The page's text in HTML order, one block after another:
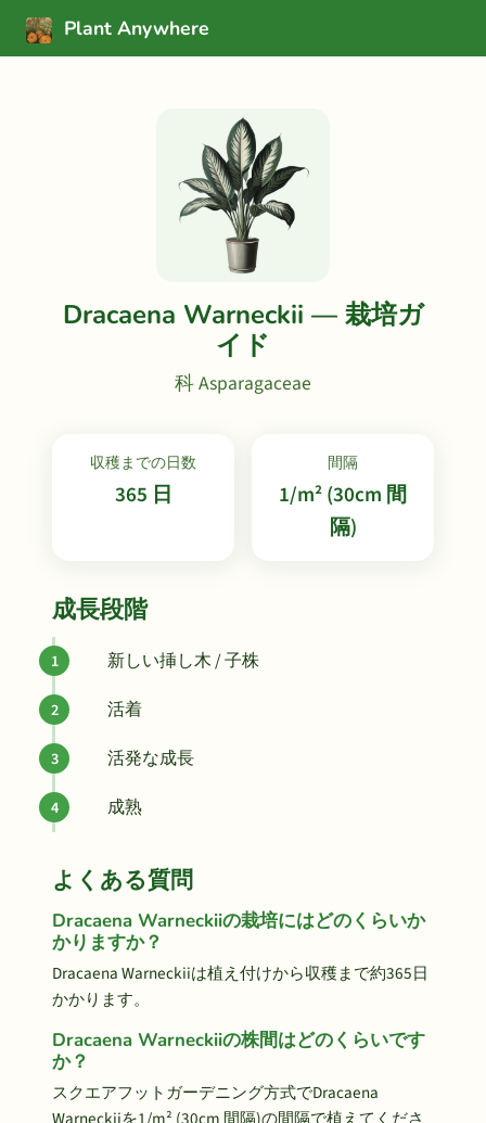
Plant Anywhere
Dracaena Warneckii — 栽培ガ
イド
科 Asparagaceae
収穫までの日数
365 日
間隔
1/m² (30cm 間
隔)
成長段階
新しい挿し木 / 子株
活着
活発な成長
成熟
よくある質問
Dracaena Warneckiiの栽培にはどのくらいか
かりますか？
Dracaena Warneckiiは植え付けから収穫まで約365日
かかります。
Dracaena Warneckiiの株間はどのくらいです
か？
スクエアフットガーデニング方式でDracaena